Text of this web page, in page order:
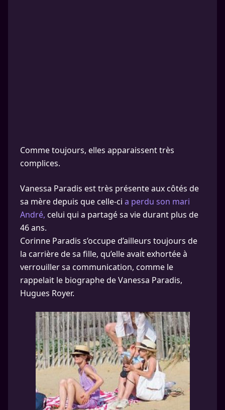
Comme toujours, elles apparaissent très
complices.
Vanessa Paradis est très présente aux côtés de
sa mère depuis que celle-ci a perdu son mari
André, celui qui a partagé sa vie durant plus de
46 ans.
Corinne Paradis s’occupe d’ailleurs toujours de
la carrière de sa fille, qu’elle avait exhortée à
verrouiller sa communication, comme le
rappelait le biographe de Vanessa Paradis,
Hugues Royer.